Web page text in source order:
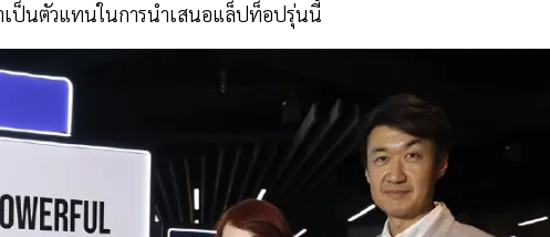
าเป็นตัวแทนในการนำเสนอแล็ปท็อปรุ่นนี้